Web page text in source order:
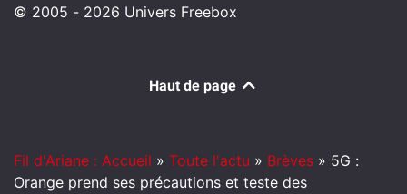
© 2005 - 2026 Univers Freebox
Haut de page
Fil d'Ariane : Accueil » Toute l'actu » Brèves » 5G :
Orange prend ses précautions et teste des